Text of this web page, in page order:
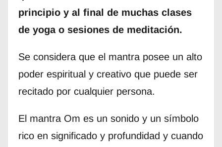
principio y al final de muchas clases
de yoga o sesiones de meditación.
Se considera que el mantra posee un alto
poder espiritual y creativo que puede ser
recitado por cualquier persona.
El mantra Om es un sonido y un símbolo
rico en significado y profundidad y cuando